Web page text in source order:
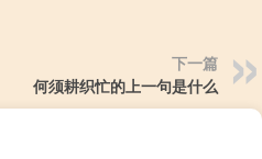
下一篇
何须耕织忙的上一句是什么